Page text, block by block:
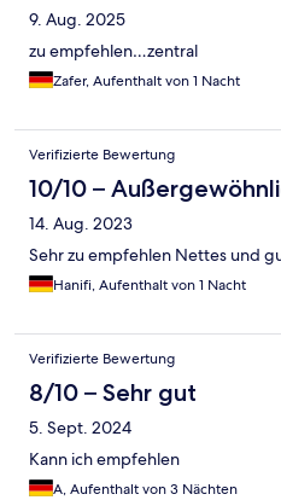
9. Aug. 2025
zu empfehlen…zentral
Zafer, Aufenthalt von 1 Nacht
Verifizierte Bewertung
10/10 –
14. Aug. 2023
Sehr zu empfehlen Nettes und
Hanifi, Aufenthalt von 1 Nacht
Verifizierte Bewertung
8/10 – Sehr gut
5. Sept. 2024
Kann ich empfehlen
A, Aufenthalt von 3 Nächten